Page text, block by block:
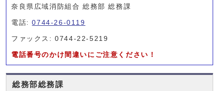
奈良県広域消防組合 総務部 総務課
電話:0744-26-0119
ファックス: 0744-22-5219
電話番号のかけ間違いにご注意ください！
総務部総務課